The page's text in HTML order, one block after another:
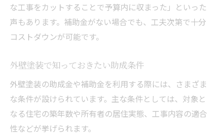
な工事をカットすることで予算内に収まった」といった
声もあります。補助金がない場合でも、工夫次第で十分
コストダウンが可能です。
外壁塗装で知っておきたい助成条件
外壁塗装の助成金や補助金を利用する際には、さまざま
な条件が設けられています。主な条件としては、対象と
なる住宅の築年数や所有者の居住実態、工事内容の適合
性などが挙げられます。